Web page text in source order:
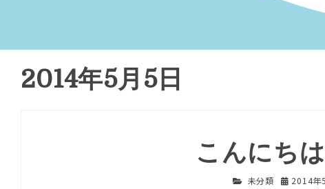
2014年5月5日
こんにち
未分類 2014年